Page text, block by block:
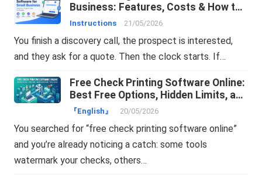
Business: Features, Costs & How to
Choose
Instructions 21/05/2026
You finish a discovery call, the prospect is interested,
and they ask for a quote. Then the clock starts. If…
Free Check Printing Software Online:
Best Free Options, Hidden Limits, and
How to Choose
『English』 20/05/2026
You searched for “free check printing software online”
and you’re already noticing a catch: some tools
watermark your checks, others…